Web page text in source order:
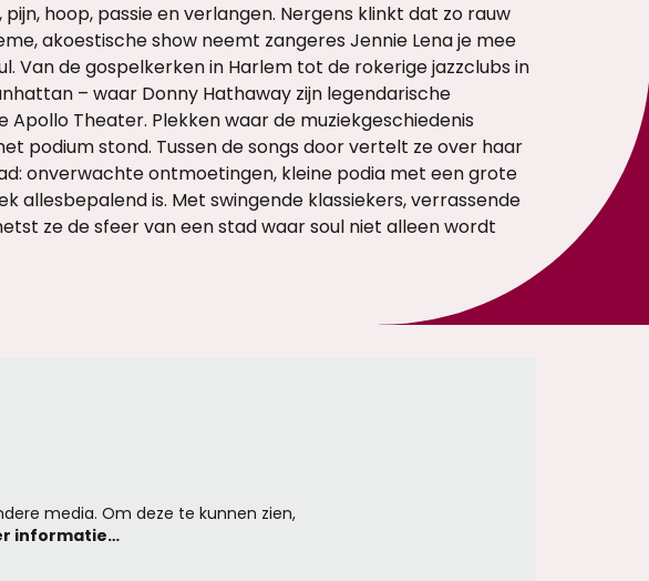
pijn, hoop, passie en verlangen. Nergens klinkt dat zo rauw
akoestische show neemt zangeres Jennie Lena je mee
Van de gospelkerken in Harlem tot de rokerige jazzclubs in
– waar Donny Hathaway zijn legendarische
Theater. Plekken waar de muziekgeschiedenis
podium stond. Tussen de songs door vertelt ze over haar
onverwachte ontmoetingen, kleine podia met een grote
allesbepalend is. Met swingende klassiekers, verrassende
ze de sfeer van een stad waar soul niet alleen wordt
media. Om deze te kunnen zien,
informatie…